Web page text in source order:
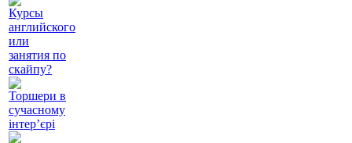
Курсы
английского
или
занятия по
скайпу?
Торшери в
сучасному
інтер’єрі